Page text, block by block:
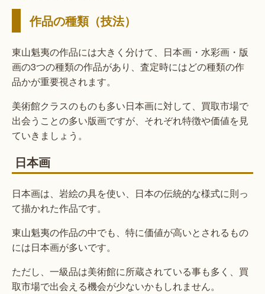
作品の種類（技法）
東山魁夷の作品には大きく分けて、日本画・水彩画・版
画の3つの種類の作品があり、査定時にはどの種類の作
品かが重要視されます。
美術館クラスのものも多い日本画に対して、買取市場で
出会うことの多い版画ですが、それぞれ特徴や価値を見
ていきましょう。
日本画
日本画は、岩絵の具を使い、日本の伝統的な様式に則っ
て描かれた作品です。
東山魁夷の作品の中でも、特に価値が高いとされるもの
には日本画が多いです。
ただし、一級品は美術館に所蔵されている事も多く、買
取市場で出会える機会が少ないかもしれません。